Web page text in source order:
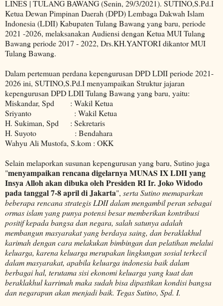
LINES | TULANG BAWANG (Senin, 29/3/2021). SUTINO,S.Pd.I
Ketua Dewan Pimpinan Daerah (DPD) Lembaga Dakwah Islam
Indonesia (LDII) Kabupaten Tulang Bawang yang baru, periode
2021 -2026, melaksanakan Audiensi dengan Ketua MUI Tulang
Bawang periode 2017 - 2022, Drs.KH.YANTORI dikantor MUI
Tulang Bawang.
Dalam pertemuan perdana kepengurusan DPD LDII periode 2021-
2026 ini, SUTINO,S.Pd.I menyampaikan Struktur jajaran
kepengurusan DPD LDII Tulang Bawang yang baru, yaitu:
Miskandar, Spd : Wakil Ketua
Sriyanto : Wakil Ketua
H. Sukiman, Spd : Sekretaris
H. Suyoto : Bendahara
Wahyu Ali Mustofa, S.kom : OKK
Selain melaporkan susunan kepengurusan yang baru, Sutino juga
"menyampaikan rencana digelarnya MUNAS IX LDII yang
Insya Alloh akan dibuka oleh Presiden RI Ir. Joko Widodo
pada tanggal 7-8 april di Jakarta", serta Sutino memaparkan
beberapa rencana strategis LDII dalam mengambil peran sebagai
ormas islam yang punya potensi besar memberikan kontribusi
positif kepada bangsa dan negara, salah satunya adalah
membangun masyarakat yang berdaya saing, dan beraklakhul
karimah dengan cara melakukan bimbingan dan pelatihan melalui
keluarga, karena keluarga merupakan lingkungan sosial terkecil
dalam masyarakat, apabila keluarga indonesia baik dalam
berbagai hal, terutama sisi ekonomi keluarga yang kuat dan
beraklakhul karrimah maka sudah bisa dipastikan kondisi bangsa
dan negarapun akan menjadi baik. Tegas Sutino, Spd. I.